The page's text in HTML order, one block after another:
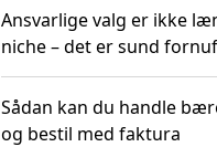
Ansvarlige valg er ikke
niche – det er sund
Sådan kan du handle
og bestil med faktura